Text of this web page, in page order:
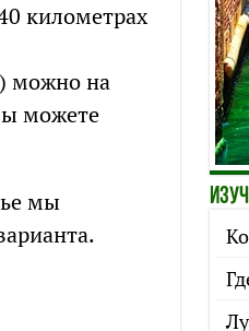
километрах
можно на
можете
мы